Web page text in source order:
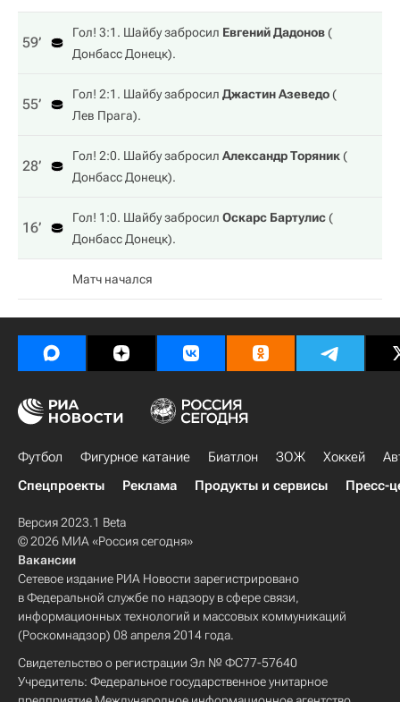
59‎’‎
Гол! 3:1. Шайбу забросил Евгений Дадонов(
Донбасс Донецк).
55‎’‎
Гол! 2:1. Шайбу забросил Джастин Азеведо(
Лев Прага).
28‎’‎
Гол! 2:0. Шайбу забросил Александр Торяник(
Донбасс Донецк).
16‎’‎
Гол! 1:0. Шайбу забросил Оскарс Бартулис(
Донбасс Донецк).
Матч начался
Футбол Фигурное катание Биатлон ЗОЖ Хоккей
Спецпроекты
Реклама Продукты и сервисы Пресс-
Версия 2023.1 Beta
© 2026 МИА «Россия сегодня»
Вакансии
Сетевое издание РИА Новости зарегистрировано
в Федеральной службе по надзору в сфере связи,
информационных технологий и массовых коммуникаций
(Роскомнадзор) 08 апреля 2014 года.
Свидетельство о регистрации Эл № ФС77-57640
Учредитель: Федеральное государственное унитарное